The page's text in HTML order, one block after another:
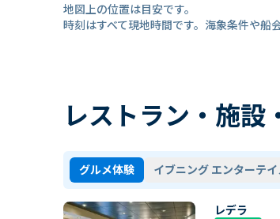
地図上の位置は目安です。
時刻はすべて現地時間です。海象条件や船
レストラン・施設
グルメ体験 イブニング エンターテ
レデラ